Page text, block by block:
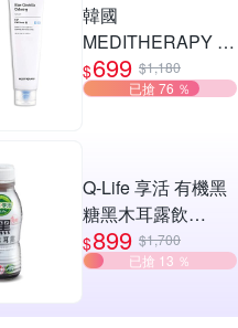
韓國
MEDITHERAPY 藍
色積雪草修護乖乖
霜100ml 2入組
$699 $1,180
已搶 76 ％
Q-Life 享活 有機黑
糖黑木耳露飲
350mlx48罐 惜食良
品 黑木耳 黑糖 膳食
$899 $1,700
已搶 13 ％